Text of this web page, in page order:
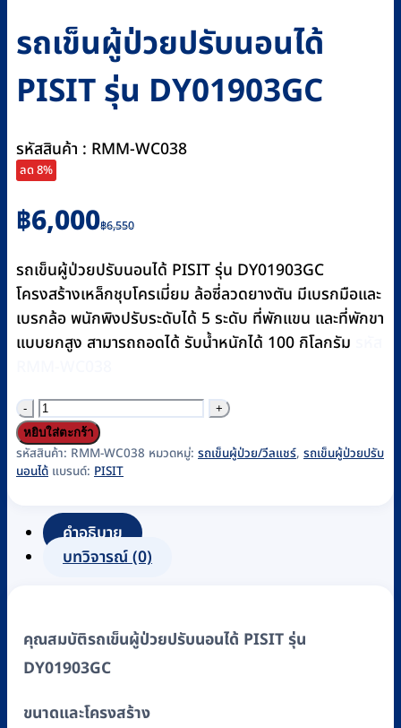
รถเข็นผู้ป่วยปรับนอนได้
PISIT รุ่น DY01903GC
รหัสสินค้า : RMM-WC038
ลด 8%
฿6,550
Original
price
was:
฿6,550.
฿6,000
Current
price
is:
฿6,000.
รถเข็นผู้ป่วยปรับนอนได้ PISIT รุ่น DY01903GC
โครงสร้างเหล็กชุบโครเมี่ยม ล้อซี่ลวดยางตัน มีเบรกมือและ
เบรกล้อ พนักพิงปรับระดับได้ 5 ระดับ ที่พักแขน และที่พักขา
แบบยกสูง สามารถถอดได้ รับน้ำหนักได้ 100 กิโลกรัม
จำนวน
รถ
เข็น
ผู้
ปรับ
นอน
DY01903GC
ชิ้น
หยิบใส่ตะกร้า
รหัสสินค้า: RMM-WC038 หมวดหมู่: รถเข็นผู้ป่วย/วีลแชร์, รถเข็นผู้ป่วยปรับ
นอนได้ แบรนด์: PISIT
คำอธิบาย
บทวิจารณ์ (0)
คุณสมบัติรถเข็นผู้ป่วยปรับนอนได้ PISIT รุ่น
DY01903GC
ขนาดและโครงสร้าง